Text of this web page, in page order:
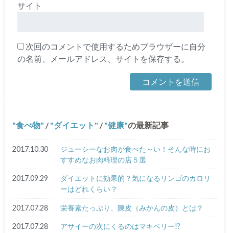
サイト
次回のコメントで使用するためブラウザーに自分
の名前、メールアドレス、サイトを保存する。
食べ物 / ダイエット / 健康 の最新記事
2017.10.30
ジューシーなお肉が食べた～い！そんな時にお
すすめなお肉料理の店５選
2017.09.29
ダイエットに効果的？気になるリンゴのカロリ
ーはどれくらい？
2017.07.28 栄養素たっぷり、陳皮（みかんの皮）とは？
2017.07.28 アサイーの次にくるのはマキベリー!?